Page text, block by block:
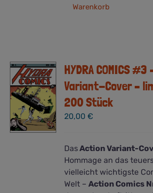
Warenkorb
HYDRA COMICS
Variant-Cover –
200 Stück
20,00€
DasAction Variant-
Hommage an das
vielleicht wichtigste
Welt –Action Comics